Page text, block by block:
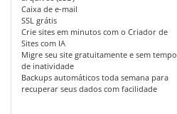
Caixa de e-mail
SSL grátis
Crie sites em minutos com o Criador de
Sites com IA
Migre seu site gratuitamente e sem tempo
de inatividade
Backups automáticos toda semana para
recuperar seus dados com facilidade